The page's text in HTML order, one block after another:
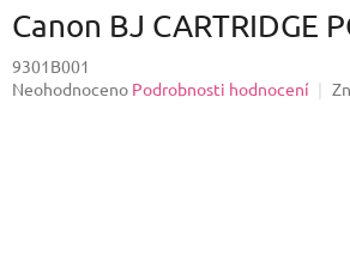
Canon BJ CARTRIDGE
9301B001
Průměrné
Neohodnoceno Podrobnosti hodnocení